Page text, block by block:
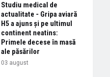
Studiu medical de
actualitate - Gripa aviară
H5 a ajuns și pe ultimul
continent neatins:
Primele decese în masă
ale păsărilor
03 august